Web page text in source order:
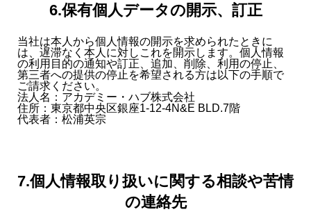
6.保有個人データの開示、訂正
当社は本人から個人情報の開示を求められたときに
は、遅滞なく本人に対しこれを開示します。個人情報
の利用目的の通知や訂正、追加、削除、利用の停止、
第三者への提供の停止を希望される方は以下の手順で
ご請求ください。
法人名：アカデミー・ハブ株式会社
住所：東京都中央区銀座1-12-4N&E BLD.7階
代表者：松浦英宗
7.個人情報取り扱いに関する相談や苦情
の連絡先